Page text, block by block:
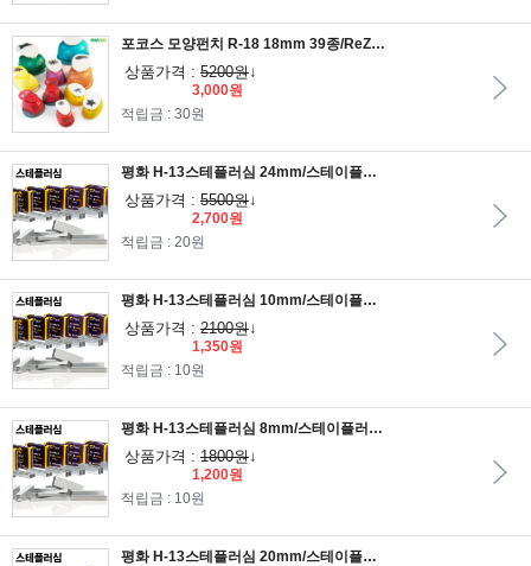
포코스 모양펀치 R-18 18mm 39종/ReZo펀치
상품가격 : 5200원↓
3,000원
적립금 : 30원
평화 H-13스테플러심 24mm/스테이플러심/호치케스심/스템플러심/스태플러심/타카/스탬플러/타카침/스테플러심/손타카/공구
상품가격 : 5500원↓
2,700원
적립금 : 20원
평화 H-13스테플러심 10mm/스테이플러심/호치케스심/스템플러심/스태플러심/타카/스탬플러/타카침/스테플러심/손타카/공구
상품가격 : 2100원↓
1,350원
적립금 : 10원
평화 H-13스테플러심 8mm/스테이플러심/호치케스심/스템플러심/스태플러심/타카/스탬플러/타카침/스테플러심/손타카/공구
상품가격 : 1800원↓
1,200원
적립금 : 10원
평화 H-13스테플러심 20mm/스테이플러심/호치케스심/스템플러심/스태플러심/타카/스탬플러/타카침/스테플러심/손타카/공구